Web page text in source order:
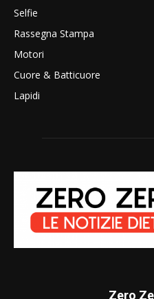
Selfie
Rassegna Stampa
Motori
Cuore & Batticuore
Lapidi
Zero